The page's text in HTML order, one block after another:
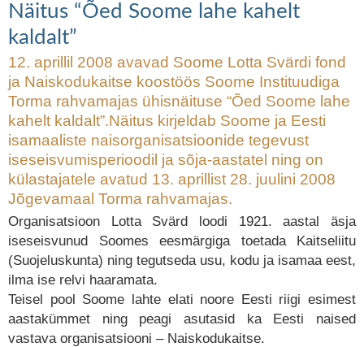
dokumentaalfilmNäitus “Õed Soome lahe
kahelt kaldalt”
Näitus “Õed Soome lahe kahelt
kaldalt”
12. aprillil 2008 avavad Soome Lotta Svärdi fond
ja Naiskodukaitse koostöös Soome Instituudiga
Torma rahvamajas ühisnäituse “Õed Soome lahe
kahelt kaldalt”.Näitus kirjeldab Soome ja Eesti
isamaaliste naisorganisatsioonide tegevust
iseseisvumisperioodil ja sõja-aastatel ning on
külastajatele avatud 13. aprillist 28. juulini 2008
Jõgevamaal Torma rahvamajas.
Organisatsioon Lotta Svärd loodi 1921. aastal äsja
iseseisvunud Soomes eesmärgiga toetada Kaitseliitu
(Suojeluskunta) ning tegutseda usu, kodu ja isamaa eest,
ilma ise relvi haaramata.
Teisel pool Soome lahte elati noore Eesti riigi esimest
aastakümmet ning peagi asutasid ka Eesti naised
vastava organisatsiooni – Naiskodukaitse.